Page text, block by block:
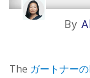
By
The ガートナー